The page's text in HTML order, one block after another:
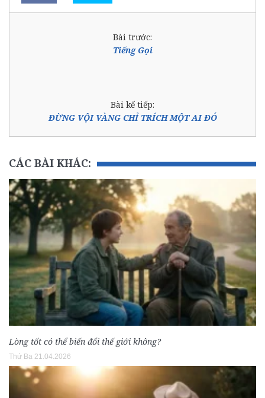
Bài trước:
Tiếng Gọi
Bài kế tiếp:
ĐỪNG VỘI VÀNG CHỈ TRÍCH MỘT AI ĐÓ
CÁC BÀI KHÁC:
Lòng tốt có thể biến đổi thế giới không?
Thứ Ba 21.04.2026